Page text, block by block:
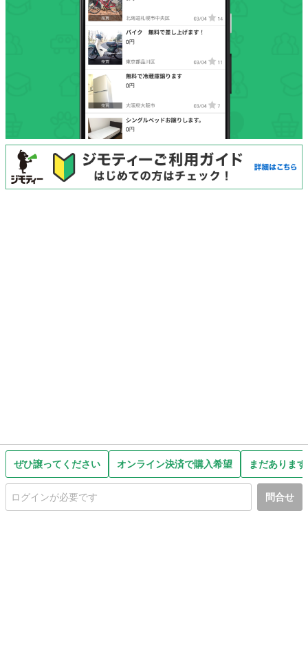
ぜひ譲ってください オンライン決済で購入希望 まだありま
問合せ